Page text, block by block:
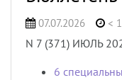
07.07.2026 <
N 7 (371) ИЮЛЬ
6